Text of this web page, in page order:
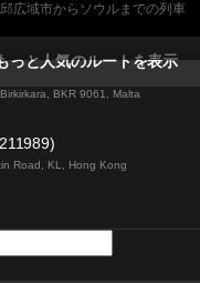
広域市からソウルまでの列車
ンからゴールウェイまでの列車
ローマからナポリまでの列車
っと人気のルートを表示
1451)
BKR 9061, Malta
Road, KL, Hong Kong